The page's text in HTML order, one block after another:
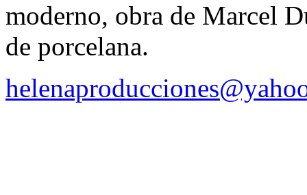
moderno, obra de Marcel
de porcelana.